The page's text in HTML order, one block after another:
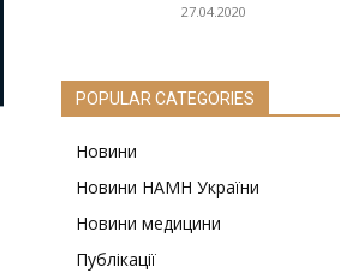
27.04.2020
POPULAR CATEGORIES
Новини
Новини НАМН України
Новини медицини
Публікації